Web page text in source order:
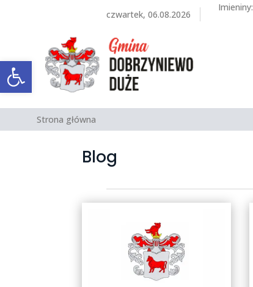
Otwórz pasek narzędzi
czwartek, 06.08.2026
Imieniny:
Strona główna
Blog